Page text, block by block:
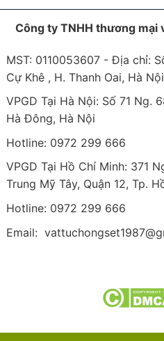
Công ty TNHH thương mại
MST: 0110053607 - Địa chỉ:
Cự Khê , H. Thanh Oai, Hà Nội
VPGD Tại Hà Nội: Số 71 Ng.
Hà Đông, Hà Nội
Hotline: 0972 299 666
VPGD Tại Hồ Chí Minh: 371
Trung Mỹ Tây, Quận 12, Tp.
Hotline: 0972 299 666
Email: